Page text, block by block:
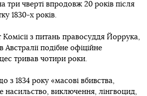
три чверті впродовж 20 років після
1830-х років.
Комісії з питань правосуддя Йоррука,
подібне офіційне
тривав чотири роки.
з 1834 року «масові вбивства,
насильство, виключення, лінгвоцид,